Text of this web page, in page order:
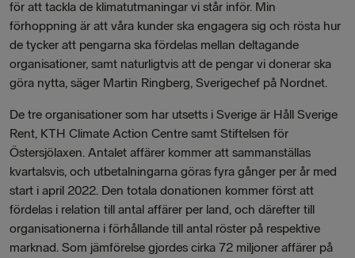
för att tackla de klimatutmaningar vi står inför. Min
förhoppning är att våra kunder ska engagera sig och rösta hur
de tycker att pengarna ska fördelas mellan deltagande
organisationer, samt naturligtvis att de pengar vi donerar ska
göra nytta, säger Martin Ringberg, Sverigechef på Nordnet.
De tre organisationer som har utsetts i Sverige är Håll Sverige
Rent, KTH Climate Action Centre samt Stiftelsen för
Östersjölaxen. Antalet affärer kommer att sammanställas
kvartalsvis, och utbetalningarna göras fyra gånger per år med
start i april 2022. Den totala donationen kommer först att
fördelas i relation till antal affärer per land, och därefter till
organisationerna i förhållande till antal röster på respektive
marknad. Som jämförelse gjordes cirka 72 miljoner affärer på